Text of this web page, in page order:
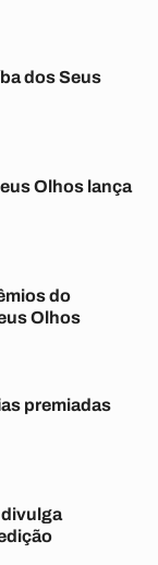
dos Seus
Olhos lança
do
Olhos
premiadas
divulga